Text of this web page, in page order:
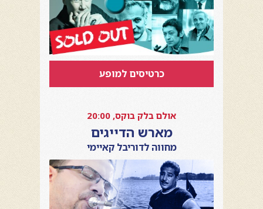
כרטיסים למופע
אולם בלק בוקס, 20:00
מארש הדייגים
מחווה לדוריבל קאיימי